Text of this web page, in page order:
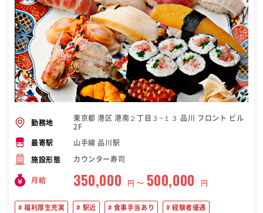
勤務地
東京都 港区 港南２丁目３−１３ 品川 フロント ビル
2F
最寄駅 山手線 品川駅
施設形態 カウンター寿司
月給 350,000 円 〜 500,000 円
福利厚生充実 駅近 食事手当あり 経験者優遇